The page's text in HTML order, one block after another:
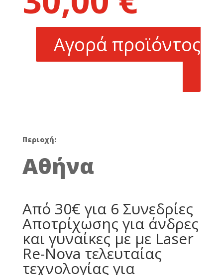
τιμή
είναι:
30,00 €.
Αγορά προϊόντος
Περιοχή:
Αθήνα
Από 30€ για 6 Συνεδρίες
Aποτρίχωσης για άνδρες
και γυναίκες με με Laser
Re-Nova τελευταίας
τεχνολογίας για